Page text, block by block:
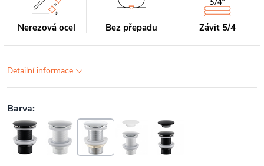
Nerezová ocel Bez přepadu Závit 5/4
Detailní informace